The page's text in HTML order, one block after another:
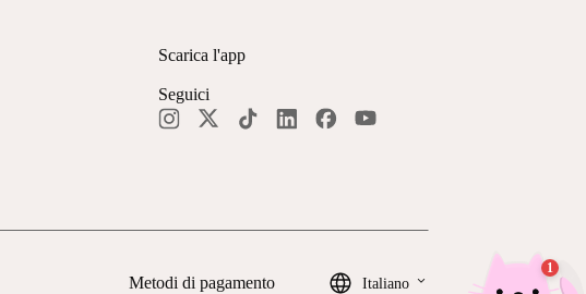
Scarica l'app
Seguici
Metodi di pagamento Italiano keyboard_arrow_down